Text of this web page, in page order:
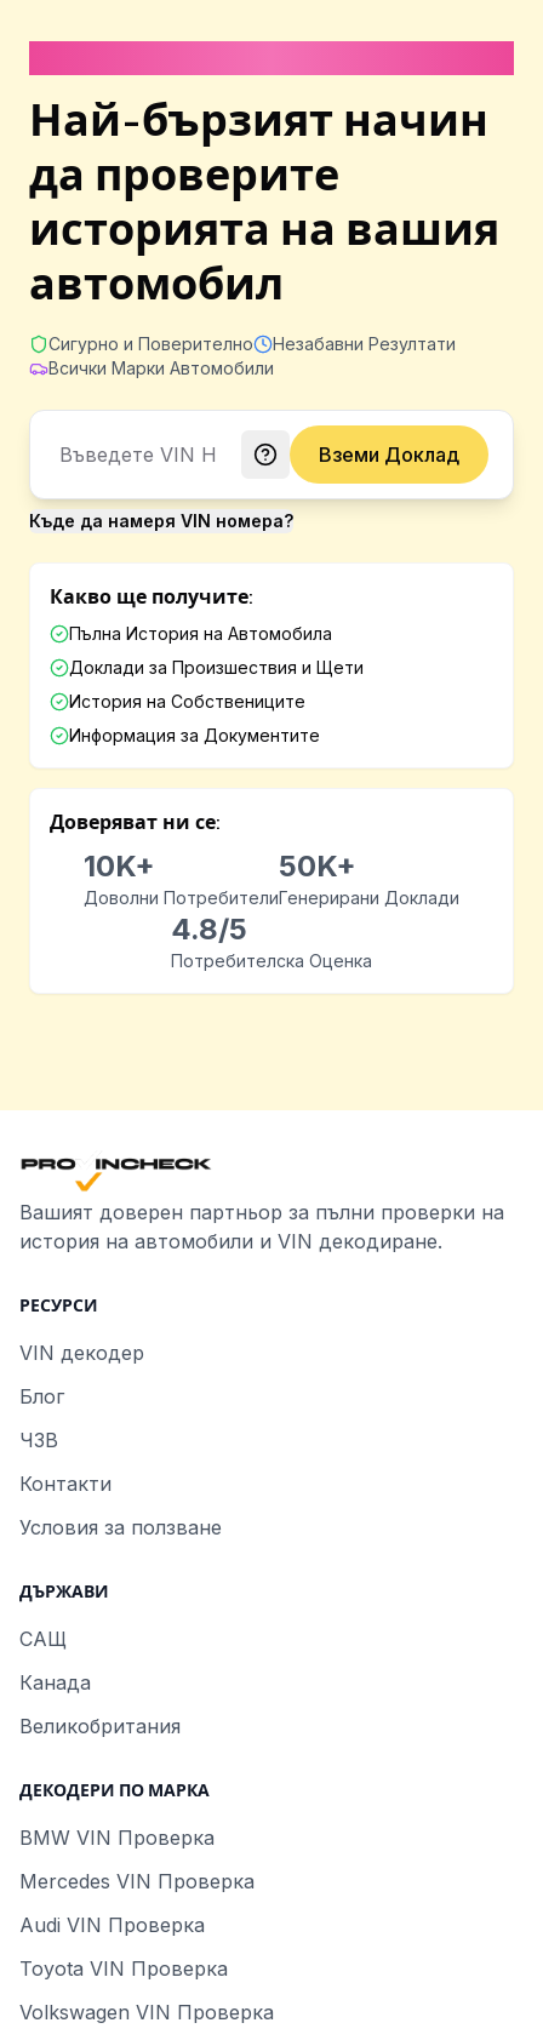
Най-бързият начин
да проверите
историята на вашия
автомобил
Сигурно и Поверително
Незабавни Резултати
Всички Марки Автомобили
Вземи Доклад
Къде да намеря VIN номера?
Какво ще получите:
Пълна История на Автомобила
Доклади за Произшествия и Щети
История на Собствениците
Информация за Документите
Доверяват ни се:
10K+
Доволни Потребители
50K+
Генерирани Доклади
4.8/5
Потребителска Оценка
Вашият доверен партньор за пълни проверки на
история на автомобили и VIN декодиране.
РЕСУРСИ
VIN декодер
Блог
ЧЗВ
Контакти
Условия за ползване
ДЪРЖАВИ
САЩ
Канада
Великобритания
ДЕКОДЕРИ ПО МАРКА
BMW VIN Проверка
Mercedes VIN Проверка
Audi VIN Проверка
Toyota VIN Проверка
Volkswagen VIN Проверка